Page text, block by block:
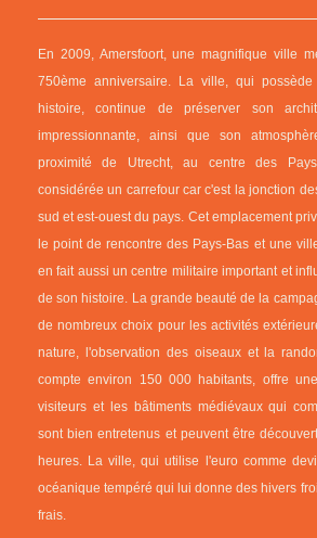
En 2009, Amersfoort, une magnifique ville
750ème anniversaire. La ville, qui
histoire, continue de préserver son
impressionnante, ainsi que son
proximité de Utrecht, au centre des
considérée un carrefour car c'est la jonction
sud et est-ouest du pays. Cet emplacement
le point de rencontre des Pays-Bas et une
en fait aussi un centre militaire important et
de son histoire. La grande beauté de la
de nombreux choix pour les activités
nature, l'observation des oiseaux et la
compte environ 150 000 habitants, offre
visiteurs et les bâtiments médiévaux qui
sont bien entretenus et peuvent être
heures. La ville, qui utilise l'euro comme
océanique tempéré qui lui donne des hivers
frais.